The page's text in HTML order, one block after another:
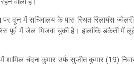
पर दून में सचिवालय के पास स्थित रिलायंस
पूर्व में जेल भिजवा चुकी है। हालांकि डकैती में
चंदन कुमार उर्फ सुजीत कुमार (19) निवासी